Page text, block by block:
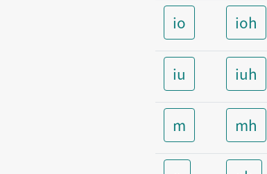
io ioh
iu iuh
m mh